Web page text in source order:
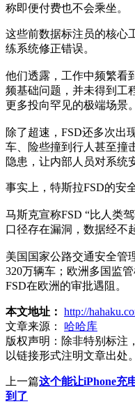
称即便付费也不会乘坐。
这些前数据标注员的核心
练系统修正错误。
他们透露，工作中频繁看
频基础问题，并未得到工
更多投向罕见的极端场景。
除了超速，FSD还多次出
车、险些撞到行人甚至撞
隐患，让内部人员对系统
事实上，特斯拉FSD的安
马斯克宣称FSD “比人类
口径存在漏洞，数据经不
美国国家公路交通安全管
320万辆车；欧洲多国监
FSD在欧洲的审批遇阻。
本文地址： http://
文章来源：
哈哈库
版权声明： 除非特别标注
以链接形式注明文章出处。
上一篇这个能让iPhone充
到了